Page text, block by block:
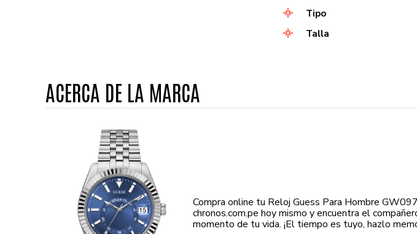
Tipo
Talla
ACERCA DE LA MARCA
Compra online tu Reloj Guess Para Hombre
chronos.com.pe hoy mismo y encuentra el
momento de tu vida. ¡El tiempo es tuyo, hazlo